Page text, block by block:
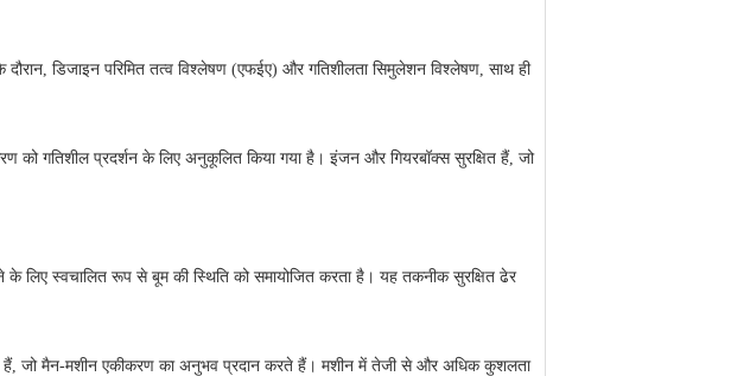
दौरान, डिजाइन परिमित तत्व विश्लेषण (एफईए) और गतिशीलता सिमुलेशन विश्लेषण, साथ ही
को गतिशील प्रदर्शन के लिए अनुकूलित किया गया है। इंजन और गियरबॉक्स सुरक्षित हैं, जो
लिए स्वचालित रूप से बूम की स्थिति को समायोजित करता है। यह तकनीक सुरक्षित ढेर
जो मैन-मशीन एकीकरण का अनुभव प्रदान करते हैं। मशीन में तेजी से और अधिक कुशलता